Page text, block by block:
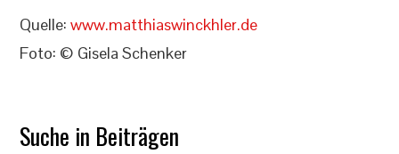
Quelle:www.matthiaswinckhler.de
Foto: © Gisela Schenker
Suche in Beiträgen